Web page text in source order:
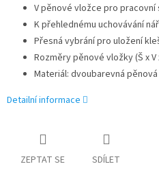
V pěnové vložce pro
K přehlednému uchovávání
Přesná vybrání pro uložení
Rozměry pěnové vložky (Š x V
Materiál: dvoubarevná
Detailní informace
ZEPTAT SE SDÍLET